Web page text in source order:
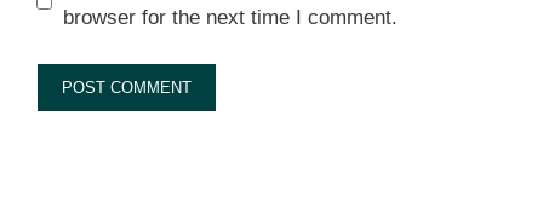
browser for the next time I comment.